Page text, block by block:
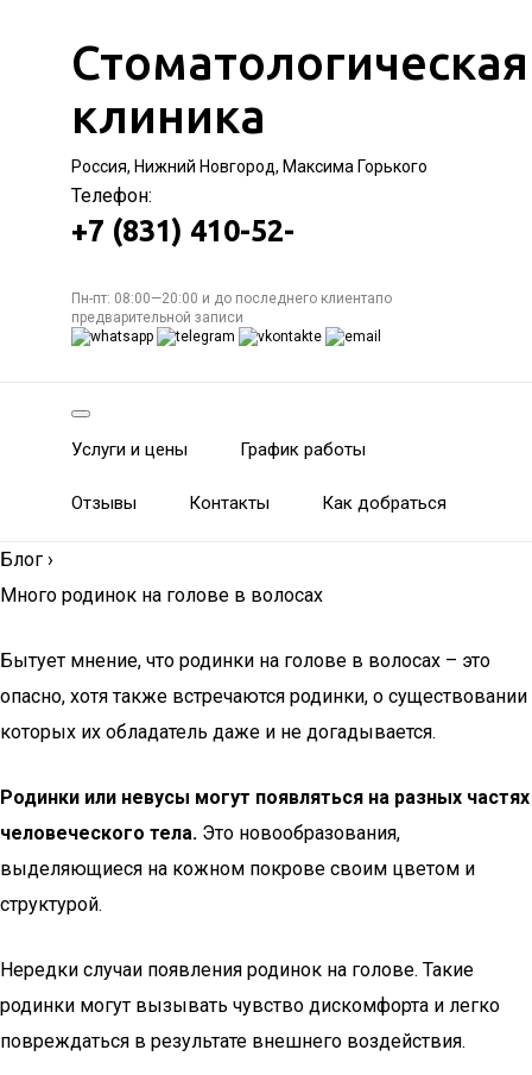
Стоматологическая
клиника
Россия, Нижний Новгород, Максима Горького
Телефон:
+7 (831) 410-52-
Пн-пт: 08:00—20:00 и до последнего клиентапо
предварительной записи
Услуги и цены График работы
Отзывы Контакты Как добраться
Блог ›
Много родинок на голове в волосах
Бытует мнение, что родинки на голове в волосах – это
опасно, хотя также встречаются родинки, о существовании
которых их обладатель даже и не догадывается.
Родинки или невусы могут появляться на разных частях
человеческого тела. Это новообразования,
выделяющиеся на кожном покрове своим цветом и
структурой.
Нередки случаи появления родинок на голове. Такие
родинки могут вызывать чувство дискомфорта и легко
повреждаться в результате внешнего воздействия.